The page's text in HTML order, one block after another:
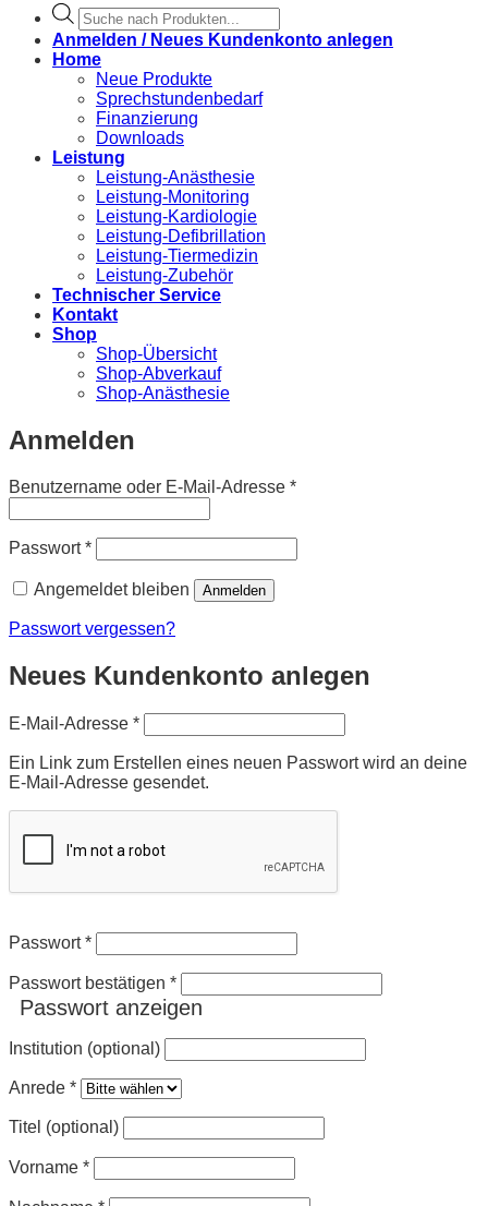
Products
search
Anmelden / Neues Kundenkonto anlegen
Home
Neue Produkte
Sprechstundenbedarf
Finanzierung
Downloads
Leistung
Leistung-Anästhesie
Leistung-Monitoring
Leistung-Kardiologie
Leistung-Defibrillation
Leistung-Tiermedizin
Leistung-Zubehör
Technischer Service
Kontakt
Shop
Shop-Übersicht
Shop-Abverkauf
Shop-Anästhesie
Anmelden
Benutzername oder E-Mail-Adresse *Erforderlich
Passwort*Erforderlich
Angemeldet bleiben Anmelden
Passwort vergessen?
Neues Kundenkonto anlegen
E-Mail-Adresse *Erforderlich
Ein Link zum Erstellen eines neuen Passwort wird an deine
E-Mail-Adresse gesendet.
Passwort*
Passwort bestätigen *
Passwort anzeigen
Institution (optional)
Anrede *
Titel (optional)
Vorname *